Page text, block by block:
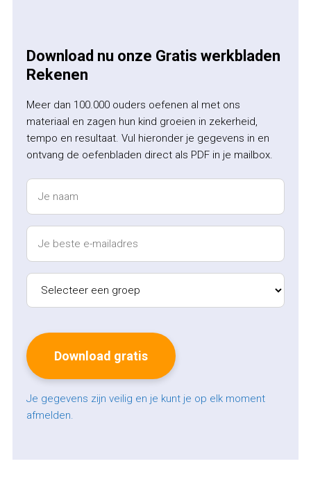
Download nu onze Gratis werkbladen
Rekenen
Meer dan 100.000 ouders oefenen al met ons
materiaal en zagen hun kind groeien in zekerheid,
tempo en resultaat. Vul hieronder je gegevens in en
ontvang de oefenbladen direct als PDF in je mailbox.
Je gegevens zijn veilig en je kunt je op elk moment
afmelden.